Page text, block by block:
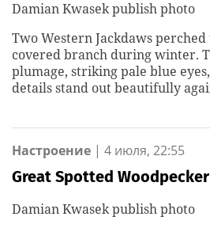
Damian Kwasek publish photo
Two Western Jackdaws
covered branch during winter.
plumage, striking pale blue
details stand out beautifully
Настроение | 4 июля, 22:55
Great Spotted
Damian Kwasek publish photo
соединения
важных
государственных
объектов